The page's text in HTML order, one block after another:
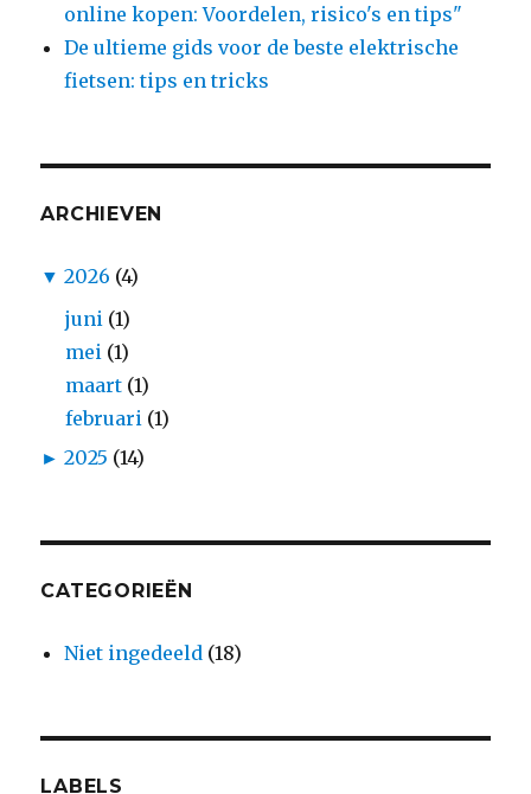
online kopen: Voordelen, risico's en tips"
De ultieme gids voor de beste elektrische
fietsen: tips en tricks
ARCHIEVEN
▼ 2026 (4)
juni (1)
mei (1)
maart (1)
februari (1)
► 2025 (14)
CATEGORIEËN
Niet ingedeeld (18)
LABELS